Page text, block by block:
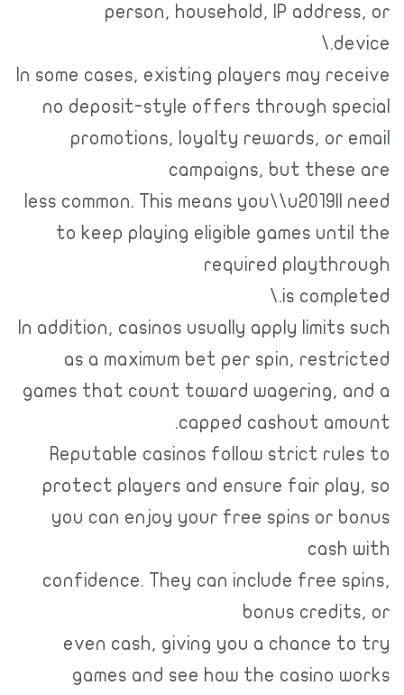
person, household, IP address, or
device.\
In some cases, existing players may receive
no deposit-style offers through special
promotions, loyalty rewards, or email
campaigns, but these are
less common. This means you\\u2019ll need
to keep playing eligible games until the
required playthrough
is completed.\
In addition, casinos usually apply limits such
as a maximum bet per spin, restricted
games that count toward wagering, and a
capped cashout amount.
Reputable casinos follow strict rules to
protect players and ensure fair play, so
you can enjoy your free spins or bonus
cash with
confidence. They can include free spins,
bonus credits, or
even cash, giving you a chance to try
games and see how the casino works